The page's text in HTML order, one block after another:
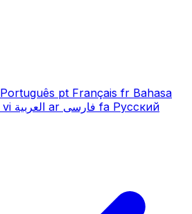
Português pt Français fr Bahasa
vi العربية ar فارسی fa Русский